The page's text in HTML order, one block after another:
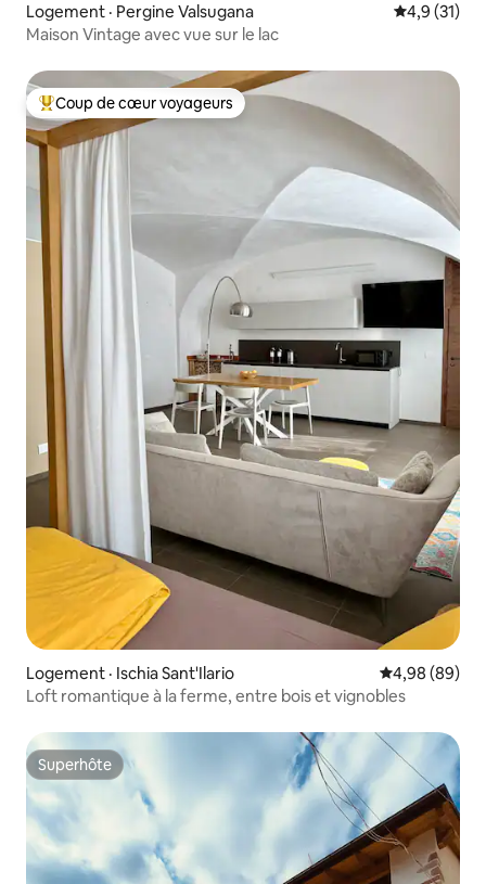
Logement · Pergine Valsugana Note
4,9 (31)
Maison Vintage avec vue sur le lac
Coup de cœur voyageurs parmi les plus aimés
Coup de cœur voyageurs
Logement · Ischia Sant'Ilario Note
4,98 (89)
Loft romantique à la ferme, entre bois et vignobles
Superhôte
Superhôte